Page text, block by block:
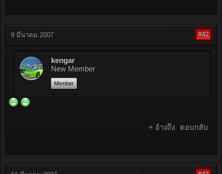
9 มีนาคม 2007 #42
kengar
New Member
Member
+ อ้างถึง ตอบกลับ